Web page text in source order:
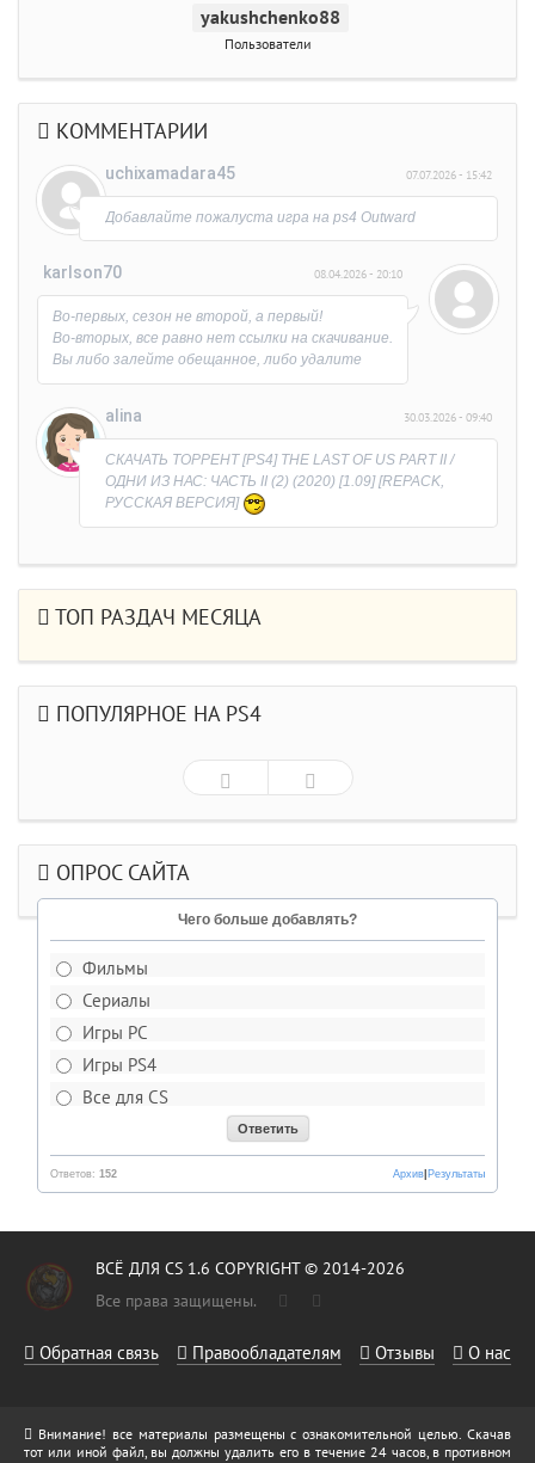
yakushchenko88
Пользователи
КОММЕНТАРИИ
uchixamadara45 07.07.2026 - 15:42
Добавлайте пожалуста игра на ps4 Outward
karlson70 08.04.2026 - 20:10
Во-первых, сезон не второй, а первый!
Во-вторых, все равно нет ссылки на скачивание.
Вы либо залейте обещанное, либо удалите
раздачу.
причины)))
alina 30.03.2026 - 09:40
СКАЧАТЬ ТОРРЕНТ [PS4] THE LAST OF US PART II /
ОДНИ ИЗ НАС: ЧАСТЬ II (2) (2020) [1.09] [REPACK,
РУССКАЯ ВЕРСИЯ]
ТОП РАЗДАЧ МЕСЯЦА
ПОПУЛЯРНОЕ НА PS4
ОПРОС САЙТА
Чего больше добавлять?
Фильмы
Сериалы
Игры PC
Игры PS4
Все для CS
Ответов: 152 Результаты
Архив
ВСЁ ДЛЯ CS 1.6 COPYRIGHT © 2014-2026
Все права защищены.
Обратная связь Правообладателям Отзывы О нас
Внимание! все материалы размещены с ознакомительной целью. Скачав
тот или иной файл, вы должны удалить его в течение 24 часов, в противном